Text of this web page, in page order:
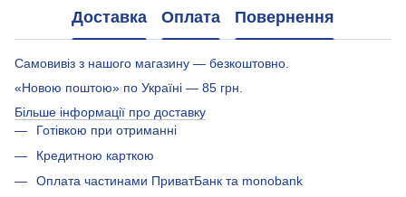
Доставка Оплата Повернення
Самовивіз з нашого магазину — безкоштовно.
«Новою поштою» по Україні — 85 грн.
Більше інформації про доставку
Готівкою при отриманні
Кредитною карткою
Оплата частинами ПриватБанк та monobank